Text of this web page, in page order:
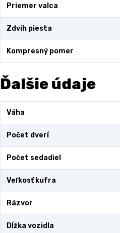
Priemer valca
Zdvih piesta
Kompresný pomer
Ďalšie údaje
Váha
Počet dverí
Počet sedadiel
Veľkosť kufra
Rázvor
Dĺžka vozidla